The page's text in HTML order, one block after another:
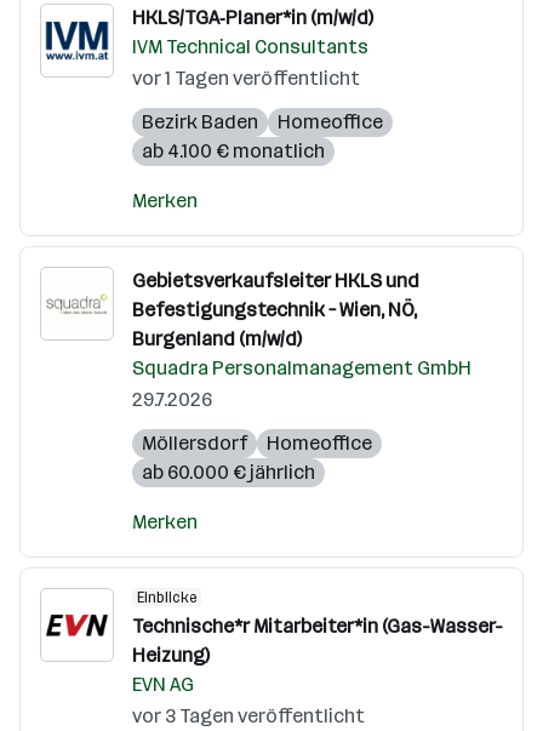
HKLS/TGA‑Planer*in (m/w/d)
IVM Technical Consultants
vor 1 Tagen veröffentlicht
Bezirk Baden
Homeoffice
ab 4.100 € monatlich
Merken
Gebietsverkaufsleiter HKLS und
Befestigungstechnik – Wien, NÖ,
Burgenland (m/w/d)
Squadra Personalmanagement GmbH
29.7.2026
Möllersdorf
Homeoffice
ab 60.000 € jährlich
Merken
Einblicke
Technische*r Mitarbeiter*in (Gas-Wasser-
Heizung)
EVN AG
vor 3 Tagen veröffentlicht